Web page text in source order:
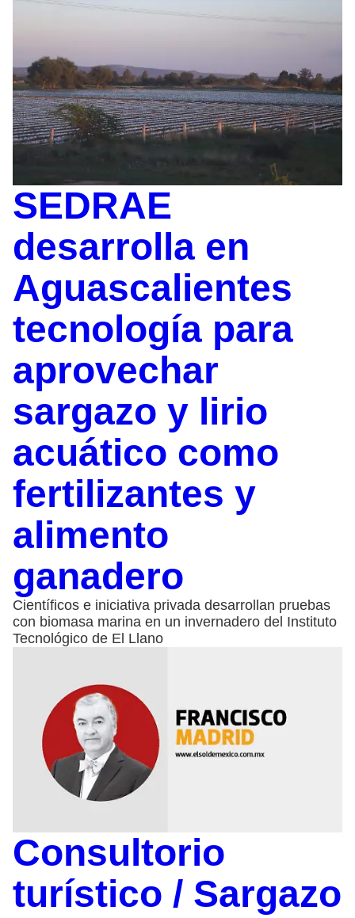
SEDRAE
desarrolla en
Aguascalientes
tecnología para
aprovechar
sargazo y lirio
acuático como
fertilizantes y
alimento
ganadero
Científicos e iniciativa privada desarrollan pruebas
con biomasa marina en un invernadero del Instituto
Tecnológico de El Llano
Consultorio
turístico / Sargazo